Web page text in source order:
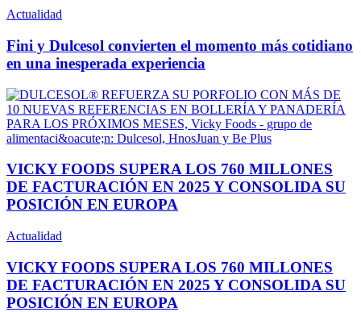
Actualidad
Fini y Dulcesol convierten el momento más cotidiano
en una inesperada experiencia
VICKY FOODS SUPERA LOS 760 MILLONES
DE FACTURACIÓN EN 2025 Y CONSOLIDA SU
POSICIÓN EN EUROPA
Actualidad
VICKY FOODS SUPERA LOS 760 MILLONES
DE FACTURACIÓN EN 2025 Y CONSOLIDA SU
POSICIÓN EN EUROPA